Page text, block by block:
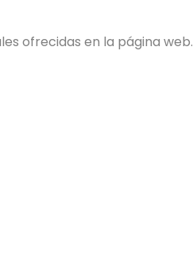
ofrecidas en la página web.